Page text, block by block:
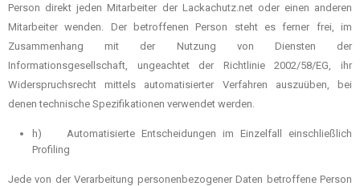
Person direkt jeden Mitarbeiter der Lackachutz.net oder einen anderen
Mitarbeiter wenden. Der betroffenen Person steht es ferner frei, im
Zusammenhang mit der Nutzung von Diensten der
Informationsgesellschaft, ungeachtet der Richtlinie 2002/58/EG, ihr
Widerspruchsrecht mittels automatisierter Verfahren auszuüben, bei
denen technische Spezifikationen verwendet werden.
h) Automatisierte Entscheidungen im Einzelfall einschließlich
Profiling
Jede von der Verarbeitung personenbezogener Daten betroffene Person